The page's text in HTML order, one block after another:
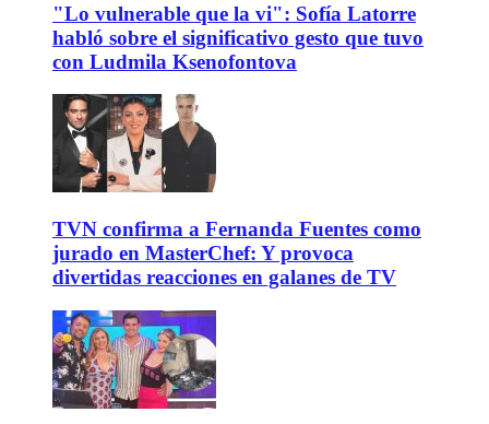
"Lo vulnerable que la vi": Sofía Latorre
habló sobre el significativo gesto que tuvo
con Ludmila Ksenofontova
TVN confirma a Fernanda Fuentes como
jurado en MasterChef: Y provoca
divertidas reacciones en galanes de TV